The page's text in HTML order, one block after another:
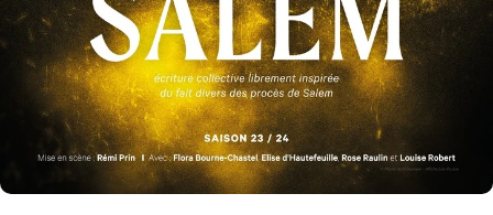
poussées dans leurs retranchements, se mettent à croire
à leurs propres mensonges . Ce parti pris psychologique fut
la base de toute l’écriture du spectacle. Au récit documenté et
objectif, nous avons préféré pénétrerl’univers mental de
nos quatre personnagesqui, par le mensonge qu’elles
mettent en place, commencent à se convaincre d’être ce
qu’elles prétendent être.
Nous avons alors décidé de pousser à l’extrême un certain
codes esthétiques et formels
dans le spectacle
pour permettre aux spectateurs de plonger dansle délire